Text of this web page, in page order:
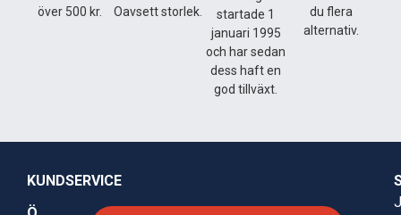
över 500 kr.
Oavsett storlek.
startade 1
januari 1995
och har sedan
dess haft en
god tillväxt.
du flera
alternativ.
KUNDSERVICE